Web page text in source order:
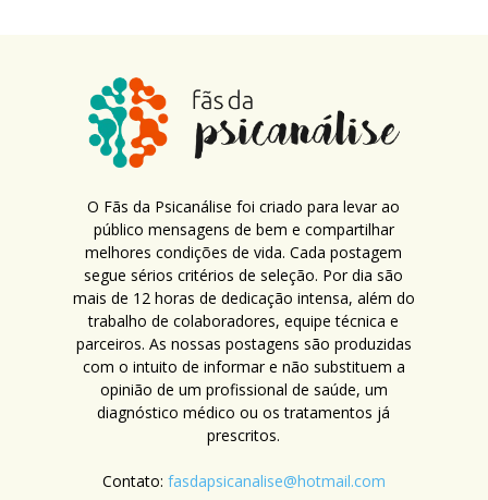
O Fãs da Psicanálise foi criado para levar ao
público mensagens de bem e compartilhar
melhores condições de vida. Cada postagem
segue sérios critérios de seleção. Por dia são
mais de 12 horas de dedicação intensa, além do
trabalho de colaboradores, equipe técnica e
parceiros. As nossas postagens são produzidas
com o intuito de informar e não substituem a
opinião de um profissional de saúde, um
diagnóstico médico ou os tratamentos já
prescritos.
Contato: fasdapsicanalise@hotmail.com